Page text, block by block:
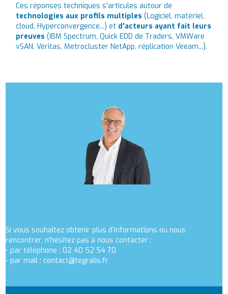
Ces réponses techniques s'articules autour de
technologies aux profils multiples(Logiciel, matériel,
cloud, Hyperconvergence...) et d'acteurs ayant fait leurs
preuves(IBM Spectrum, Quick EDD de Traders, VMWare
vSAN, Véritas, Metrocluster NetApp, réplication Veeam...).
Si vous souhaitez obtenir plus d’informations ou nous
rencontrer, n’hésitez pas à nous contacter :
- par téléphone : 02 40 52 54 70
- par mail : contact@tegralis.fr